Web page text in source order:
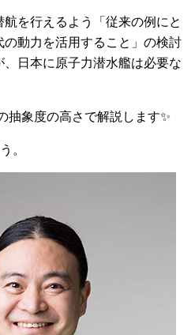
を行えるよう「従来の例にと
動力を活用すること」の検討
日本に原子力潜水艦は必要な
抽象度の高さで解説します✨
。